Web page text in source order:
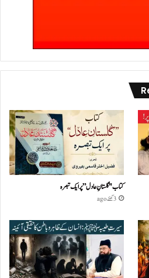
کتاب "گلستانِ عادل” پر ایک تبصرہ
3 گھنٹے ago